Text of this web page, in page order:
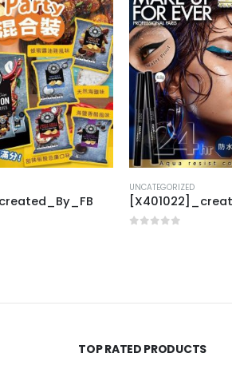
UNCATEGORIZED
TOP RATED PRODUCTS